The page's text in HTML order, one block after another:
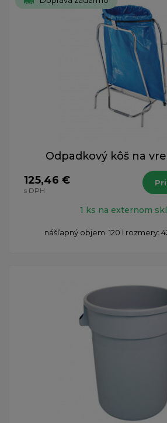
Odpadkový kôš na
125,46 €
s DPH
1 ks na externom
nášľapný objem: 120 l rozmery: